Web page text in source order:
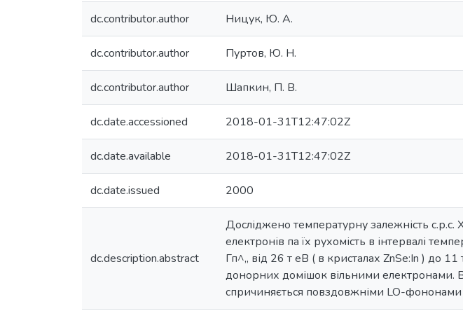
dc.contributor.author Ницук, Ю. А.
dc.contributor.author Пуртов, Ю. Н.
dc.contributor.author Шапкин, П. В.
dc.date.accessioned 2018-01-31T12:47:02Z
dc.date.available 2018-01-31T12:47:02Z
dc.date.issued 2000
dc.description.abstract
Досліджено температурну залежність
електронів па їх рухомість в інтервалі
Гп^,, від 26 т еВ ( в кристалах ZnSe:In ) до
донорних домішок вільними електронами.
спричиняється повздовжніми LO-